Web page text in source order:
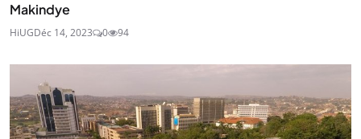
Makindye
HiUGDéc 14, 2023 0 94